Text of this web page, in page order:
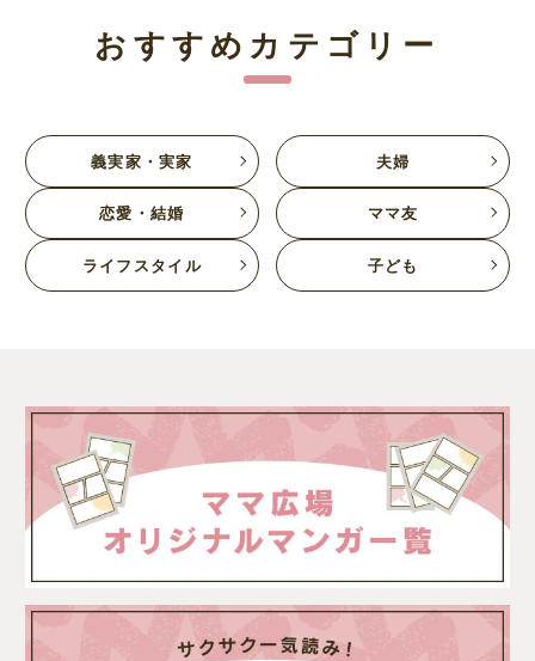
おすすめカテゴリー
義実家・実家 夫婦
恋愛・結婚 ママ友
ライフスタイル 子ども